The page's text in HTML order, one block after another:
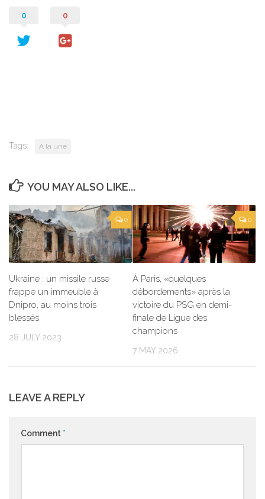
0 0
Tags: A la une
YOU MAY ALSO LIKE...
0
Ukraine : un missile russe
frappe un immeuble à
Dnipro, au moins trois
blessés
28 JULY 2023
0
À Paris, «quelques
débordements» après la
victoire du PSG en demi-
finale de Ligue des
champions
7 MAY 2026
LEAVE A REPLY
Comment *